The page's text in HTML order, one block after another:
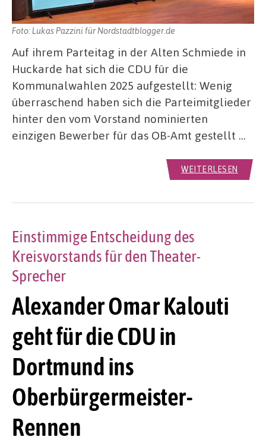
Foto: Lukas Pazzini für Nordstadtblogger.de
Auf ihrem Parteitag in der Alten Schmiede in
Huckarde hat sich die CDU für die
Kommunalwahlen 2025 aufgestellt: Wenig
überraschend haben sich die Parteimitglieder
hinter den vom Vorstand nominierten
einzigen Bewerber für das OB-Amt gestellt …
WEITERLESEN
Alexander Omar Kalouti
geht für die CDU in
Dortmund ins
Oberbürgermeister-
Rennen
Einstimmige Entscheidung des
Kreisvorstands für den Theater-
Sprecher